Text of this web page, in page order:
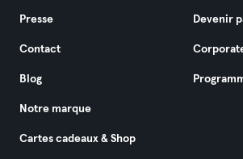
Presse
Contact
Blog
Notre marque
Cartes cadeaux & Shop
Devenir